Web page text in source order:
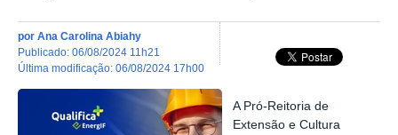
por Ana Carolina Abiahy
publicado: 06/08/2024 11h21
última modificação: 06/08/2024 17h00
A Pró-Reitoria de
Extensão e Cultura